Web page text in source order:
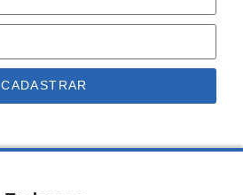
CADASTRAR